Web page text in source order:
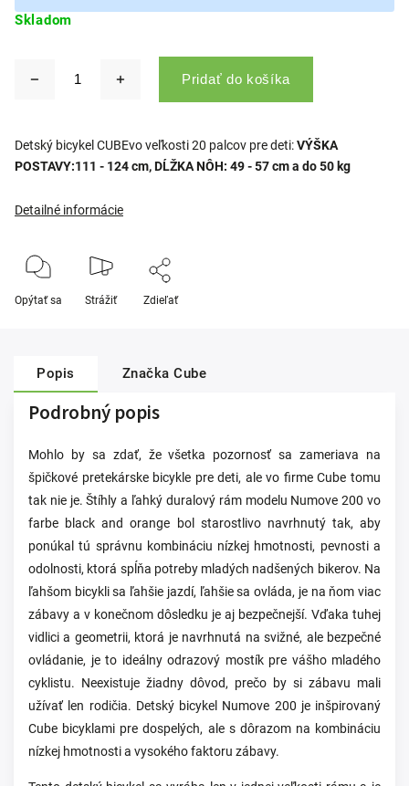
Skladom
Pridať do košíka
Detský bicykel CUBEvo veľkosti 20 palcov pre deti:VÝŠKA
POSTAVY:111 - 124 cm,DĹŽKA NÔH: 49 - 57 cm a do 50 kg
Detailné informácie
Opýtať sa Strážiť Zdieľať
Popis Značka Cube
Podrobný popis
Mohlo by sa zdať, že všetka pozornosť sa zameriava na
špičkové pretekárske bicykle pre deti, ale vo firme Cube tomu
tak nie je. Štíhly a ľahký duralový rám modelu Numove 200 vo
farbe black and orange bol starostlivo navrhnutý tak, aby
ponúkal tú správnu kombináciu nízkej hmotnosti, pevnosti a
odolnosti, ktorá spĺňa potreby mladých nadšených bikerov. Na
ľahšom bicykli sa ľahšie jazdí, ľahšie sa ovláda, je na ňom viac
zábavy a v konečnom dôsledku je aj bezpečnejší. Vďaka tuhej
vidlici a geometrii, ktorá je navrhnutá na svižné, ale bezpečné
ovládanie, je to ideálny odrazový mostík pre vášho mladého
cyklistu. Neexistuje žiadny dôvod, prečo by si zábavu mali
užívať len rodičia. Detský bicykel Numove 200 je inšpirovaný
Cube bicyklami pre dospelých, ale s dôrazom na kombináciu
nízkej hmotnosti a vysokého faktoru zábavy.